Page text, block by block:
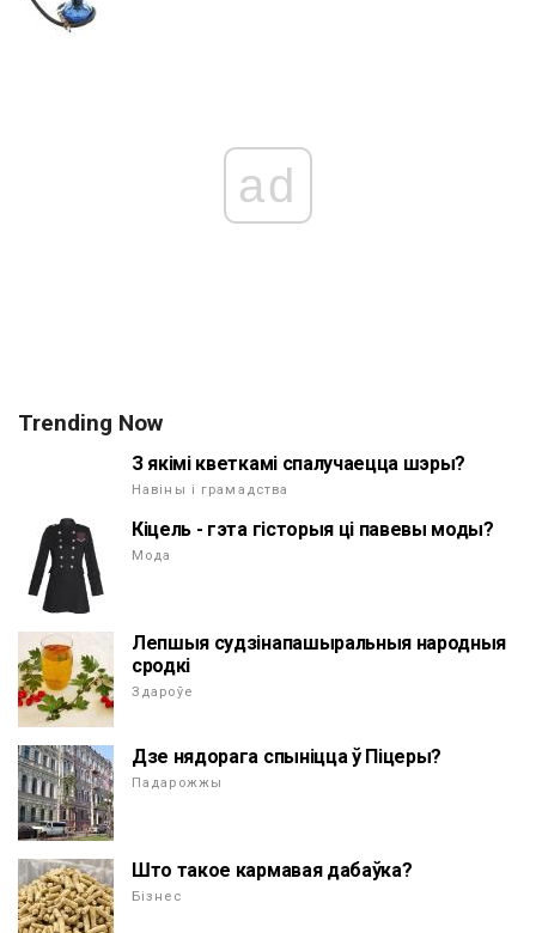
ad
Trending Now
З якімі кветкамі спалучаецца шэры?
Навіны і грамадства
Кіцель - гэта гісторыя ці павевы моды?
Мода
Лепшыя судзінапашыральныя народныя
сродкі
Здароўе
Дзе нядорага спыніцца ў Піцеры?
Падарожжы
Што такое кармавая дабаўка?
Бізнес